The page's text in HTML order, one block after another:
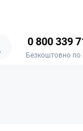
0 800 339
Безкоштовно по